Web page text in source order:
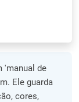
'manual de
Ele guarda
cores,